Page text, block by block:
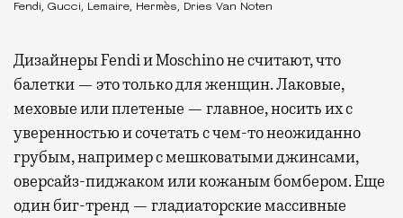
Fendi, Gucci, Lemaire, Hermès, Dries Van Noten
Дизайнеры Fendi и Moschino не считают, что
балетки — это только для женщин. Лаковые,
меховые или плетеные — главное, носить их с
уверенностью и сочетать с чем-то неожиданно
грубым, например с мешковатыми джинсами,
оверсайз-пиджаком или кожаным бомбером. Еще
один биг-тренд — гладиаторские массивные